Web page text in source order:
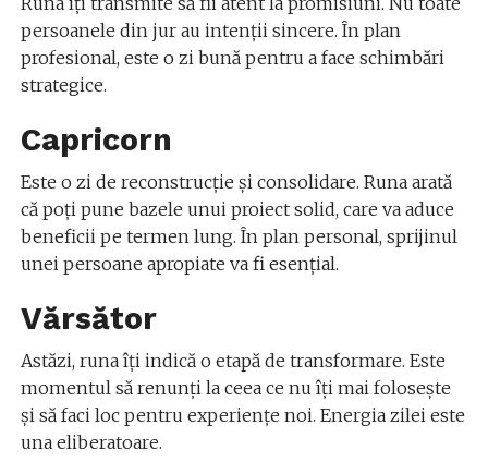
persoanele din jur au intenții sincere. În plan
profesional, este o zi bună pentru a face schimbări
strategice.
Capricorn
Este o zi de reconstrucție și consolidare. Runa arată
că poți pune bazele unui proiect solid, care va aduce
beneficii pe termen lung. În plan personal, sprijinul
unei persoane apropiate va fi esențial.
Vărsător
Astăzi, runa îți indică o etapă de transformare. Este
momentul să renunți la ceea ce nu îți mai folosește
și să faci loc pentru experiențe noi. Energia zilei este
una eliberatoare.